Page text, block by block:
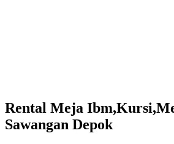
Rental Meja
Sawangan Depok